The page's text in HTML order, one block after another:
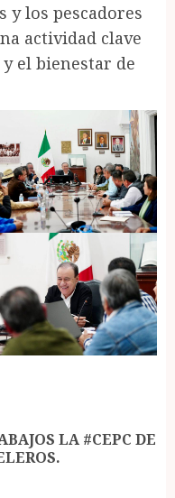
y los pescadores
actividad clave
el bienestar de
LA #CEPC DE